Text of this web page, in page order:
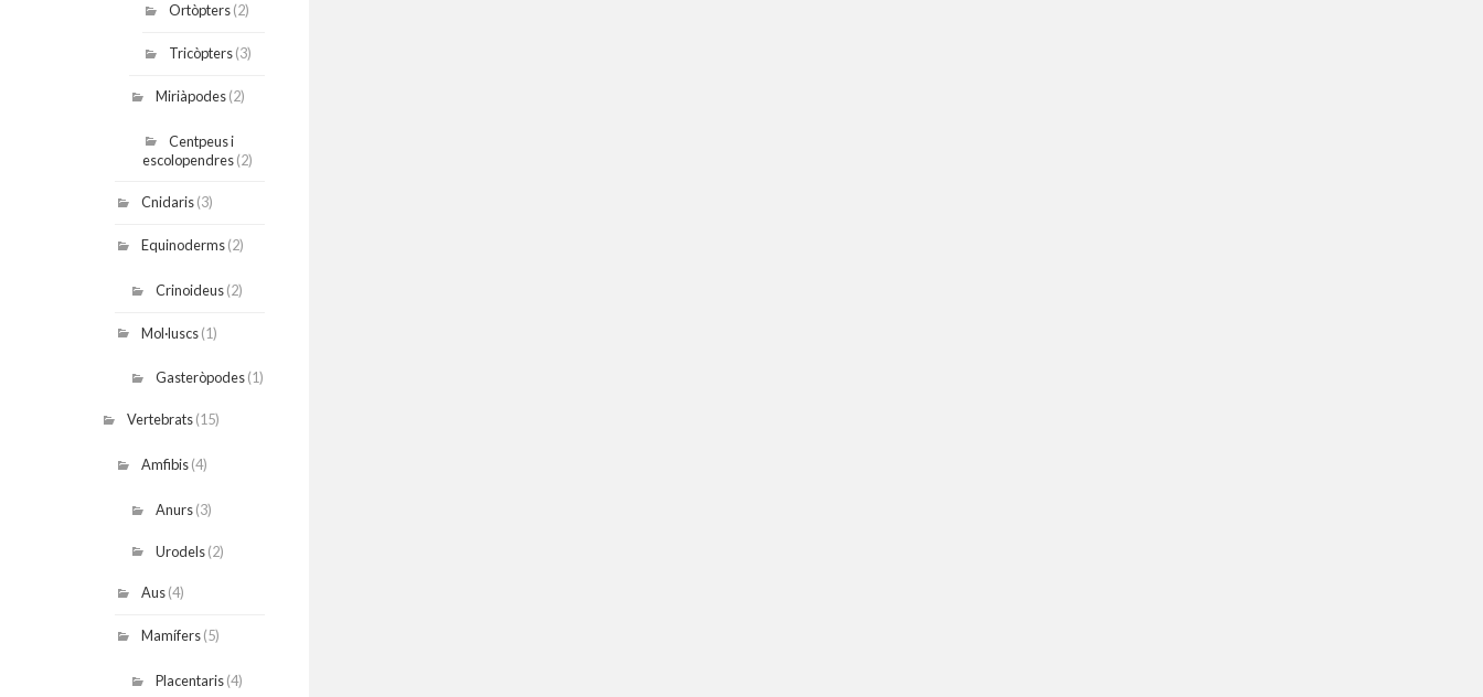
Ortòpters(2)
Tricòpters(3)
Miriàpodes(2)
Centpeus i
escolopendres(2)
Cnidaris(3)
Equinoderms(2)
Crinoideus(2)
Mol·luscs(1)
Gasteròpodes(1)
Vertebrats(15)
Amfibis(4)
Anurs(3)
Urodels(2)
Aus(4)
Mamífers(5)
Placentaris(4)